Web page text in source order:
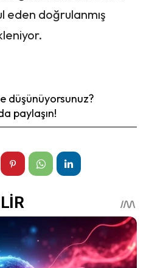
eden doğrulanmış
düşünüyorsunuz?
paylaşın!